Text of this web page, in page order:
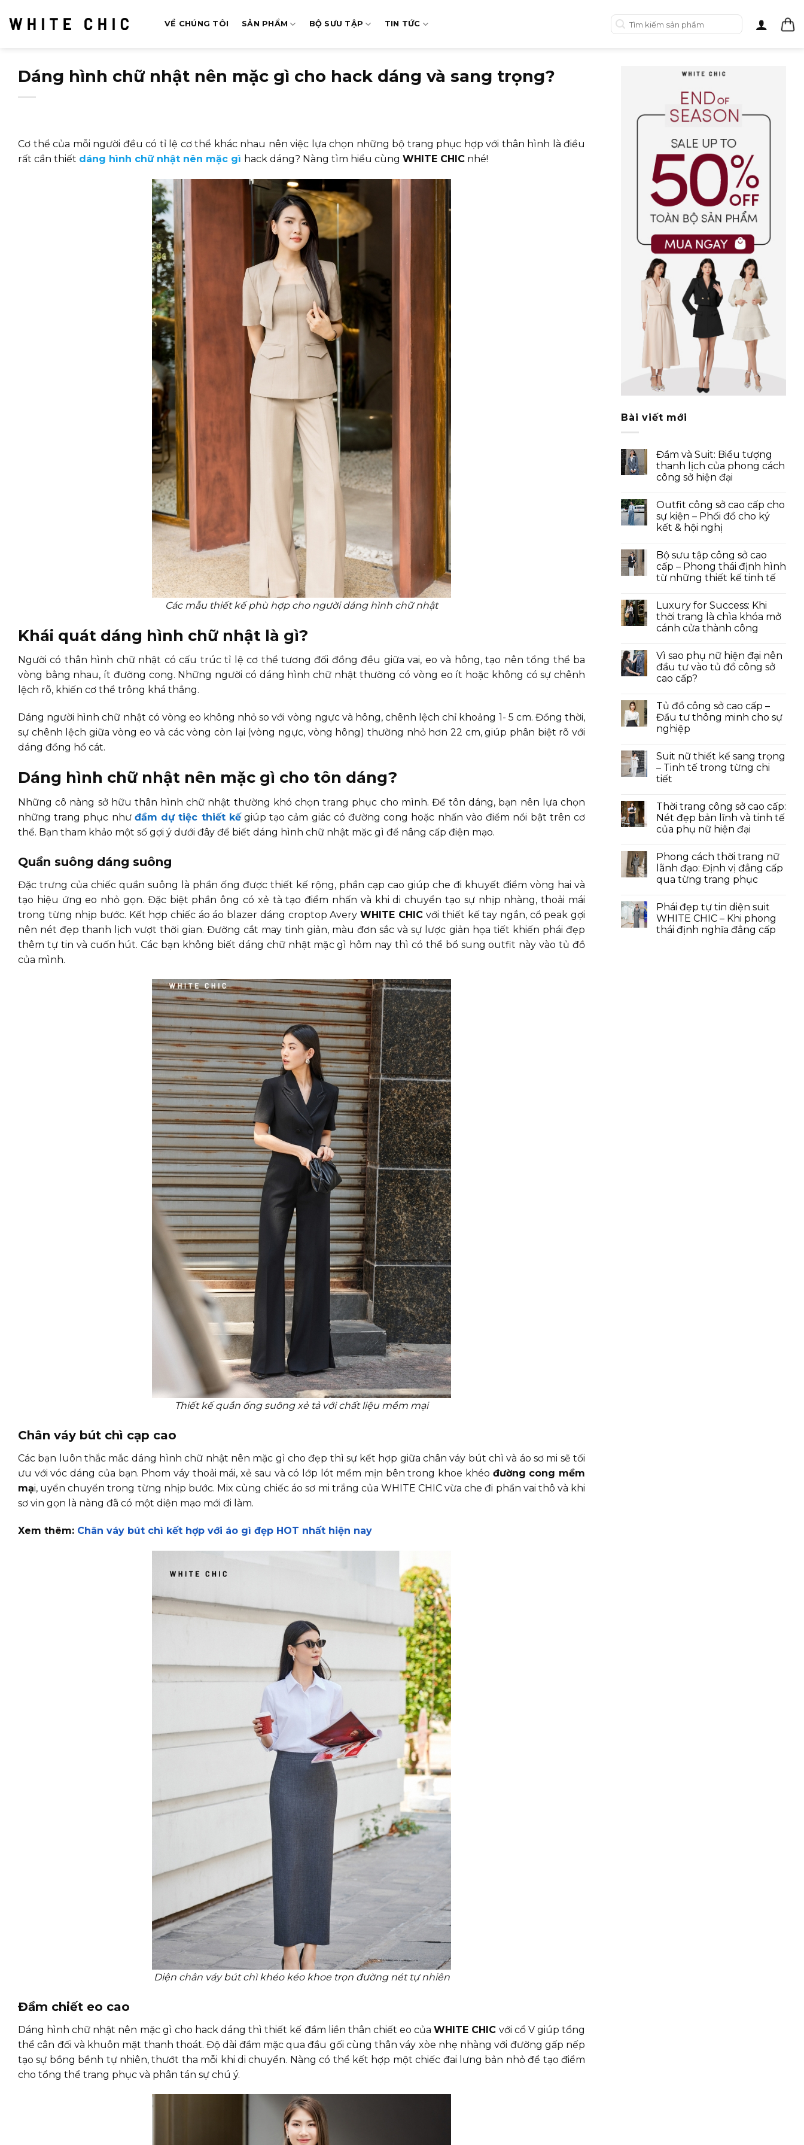
qua
VỀ CHÚNG TÔI SẢN PHẨM BỘ SƯU TẬP TIN TỨC
Tìm
kiếm:
Dáng hình chữ nhật nên mặc gì cho hack dáng và sang trọng?
Cơ thể của mỗi người đều có tỉ lệ cơ thể khác nhau nên việc lựa chọn những bộ trang phục hợp với thân hình là điều
rất cần thiết dáng hình chữ nhật nên mặc gì hack dáng? Nàng tìm hiểu cùng WHITE CHIC nhé!
Các mẫu thiết kế phù hợp cho người dáng hình chữ nhật
Khái quát dáng hình chữ nhật là gì?
Người có thân hình chữ nhật có cấu trúc tỉ lệ cơ thể tương đối đồng đều giữa vai, eo và hông, tạo nên tổng thể ba
vòng bằng nhau, ít đường cong. Những người có dáng hình chữ nhật thường có vòng eo ít hoặc không có sự chênh
lệch rõ, khiến cơ thể trông khá thẳng.
Dáng người hình chữ nhật có vòng eo không nhỏ so với vòng ngực và hông, chênh lệch chỉ khoảng 1- 5 cm. Đồng thời,
sự chênh lệch giữa vòng eo và các vòng còn lại (vòng ngực, vòng hông) thường nhỏ hơn 22 cm, giúp phân biệt rõ với
dáng đồng hồ cát.
Dáng hình chữ nhật nên mặc gì cho tôn dáng?
Những cô nàng sở hữu thân hình chữ nhật thường khó chọn trang phục cho mình. Để tôn dáng, bạn nên lựa chọn
những trang phục như đầm dự tiệc thiết kếgiúp tạo cảm giác có đường cong hoặc nhấn vào điểm nổi bật trên cơ
thể. Bạn tham khảo một số gợi ý dưới đây để biết dáng hình chữ nhật mặc gì để nâng cấp điện mạo.
Quần suông dáng suông
Đặc trưng của chiếc quần suông là phần ống được thiết kế rộng, phần cạp cao giúp che đi khuyết điểm vòng hai và
tạo hiệu ứng eo nhỏ gọn. Đặc biệt phần ông có xẻ tà tạo điểm nhấn và khi di chuyển tạo sự nhịp nhàng, thoải mái
trong từng nhịp bước. Kết hợp chiếc áo áo blazer dáng croptop Avery WHITE CHICvới thiết kế tay ngắn, cổ peak gợi
nên nét đẹp thanh lịch vượt thời gian. Đường cắt may tinh giản, màu đơn sắc và sự lược giản họa tiết khiến phái đẹp
thêm tự tin và cuốn hút. Các bạn không biết dáng chữ nhật mặc gì hôm nay thì có thể bổ sung outfit này vào tủ đồ
của mình.
Thiết kế quần ống suông xẻ tả với chất liệu mềm mại
Chân váy bút chì cạp cao
Các bạn luôn thắc mắc dáng hình chữ nhật nên mặc gì cho đẹp thì sự kết hợp giữa chân váy bút chì và áo sơ mi sẽ tối
ưu với vóc dáng của bạn. Phom váy thoải mái, xẻ sau và có lớp lót mềm mịn bên trong khoe khéo đường cong mềm
mại, uyển chuyển trong từng nhịp bước. Mix cùng chiếc áo sơ mi trắng của WHITE CHIC vừa che đi phần vai thô và khi
sơ vin gọn là nàng đã có một diện mạo mới đi làm.
Xem thêm: Chân váy bút chì kết hợp với áo gì đẹp HOT nhất hiện nay
Diện chân váy bút chì khéo kéo khoe trọn đường nét tự nhiên
Đầm chiết eo cao
Dáng hình chữ nhật nên mặc gì cho hack dáng thì thiết kế đầm liền thân chiết eo củaWHITE CHIC với cổ V giúp tổng
thể cân đối và khuôn mặt thanh thoát. Độ dài đầm mặc qua đầu gối cùng thân váy xòe nhẹ nhàng với đường gấp nếp
tạo sự bồng bềnh tự nhiên, thướt tha mỗi khi di chuyển. Nàng có thể kết hợp một chiếc đai lưng bản nhỏ để tạo điểm
cho tổng thể trang phục và phân tán sự chú ý.
Bài viết mới
Đầm và Suit: Biểu tượng
thanh lịch của phong cách
công sở hiện đại
Outfit công sở cao cấp cho
sự kiện – Phối đồ cho ký
kết & hội nghị
Bộ sưu tập công sở cao
cấp – Phong thái định hình
từ những thiết kế tinh tế
Luxury for Success: Khi
thời trang là chìa khóa mở
cánh cửa thành công
Vì sao phụ nữ hiện đại nên
đầu tư vào tủ đồ công sở
cao cấp?
Tủ đồ công sở cao cấp –
Đầu tư thông minh cho sự
nghiệp
Suit nữ thiết kế sang trọng
– Tinh tế trong từng chi
tiết
Thời trang công sở cao cấp:
Nét đẹp bản lĩnh và tinh tế
của phụ nữ hiện đại
Phong cách thời trang nữ
lãnh đạo: Định vị đẳng cấp
qua từng trang phục
Phái đẹp tự tin diện suit
WHITE CHIC – Khi phong
thái định nghĩa đẳng cấp